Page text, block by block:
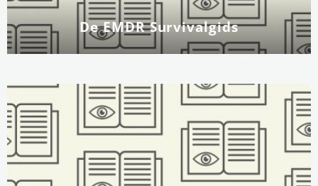
De EMDR Survivalgids